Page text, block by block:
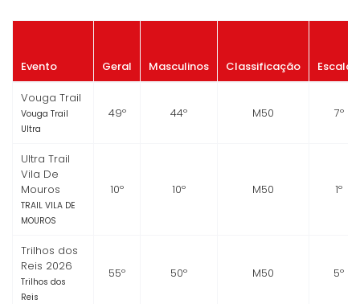
Evento Geral Masculinos Classificação Escalão
Vouga Trail
Vouga Trail
Ultra
49º 44º M50 7º
Ultra Trail
Vila De
Mouros
TRAIL VILA DE
MOUROS
10º 10º M50 1º
Trilhos dos
Reis 2026
Trilhos dos
Reis
55º 50º M50 5º